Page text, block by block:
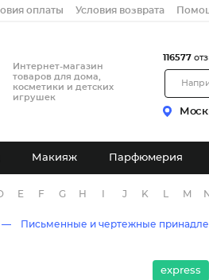
оплаты Условия возврата
Интернет-магазин
товаров для дома,
косметики и детских
игрушек
116577
Макияж Парфюмерия
E F G H J K M N
Письменные и чертежные
express